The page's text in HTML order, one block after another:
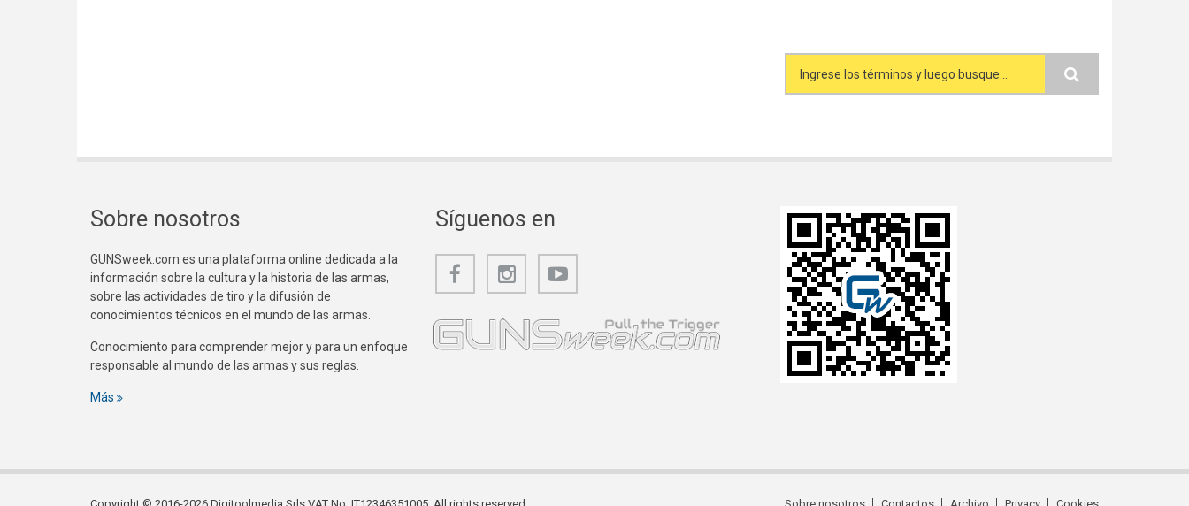
Search form
Sobre nosotros
GUNSweek.com es una plataforma online dedicada a la
información sobre la cultura y la historia de las armas,
sobre las actividades de tiro y la difusión de
conocimientos técnicos en el mundo de las armas.
Conocimiento para comprender mejor y para un enfoque
responsable al mundo de las armas y sus reglas.
Más
Síguenos en